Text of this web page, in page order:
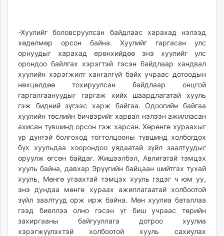
-Хуулийг боловсруулсан байдлаас харахад нэлээд
хөдөлмөр орсон байна. Хуулийг гаргасан улс
орнуудыг харахад ерөнхийдөө энэ хуулийг улс
орондоо байлгах хэрэгтэй гэсэн байдлаар хандвал
хуулийн хэрэгжилт хангалгүй байх учраас дотоодын
нөхцөлдөө тохируулсан байдлаар онцгой
гаргалгаануудыг гаргаж хийх шаардлагатай хууль
гэж бидний зүгээс харж байгаа. Одоогийн байгаа
хуулийн төслийн бичвэрийг харвал нэлээн ажилласан
ахисан түвшинд орсон гэж харсан. Хөрөнгө хураахыг
үр дүнтэй болгоход тогтолцооны түвшинд холбогдох
бүх хуульдаа хоорондоо уядаатай зүйл заалтуудыг
оруулж өгсөн байдаг. Жишээлбэл, Авлигатай тэмцэх
хууль байна, давхар Эрүүгийн байцаан шийтгэх тухай
хууль, Мөнгө угаахтай тэмцэх хууль гэдэг ч юм уу,
энэ дундаа мөнгө хураах ажиллагаатай холбоотой
зүйл заалтууд орж ирж байна. Мөн хуулиа баталлаа
гээд биеллээ олно гэсэн үг биш учраас төрийн
захиргааны байгууллага дотроо хуулиа
хэрэгжүүлэхтэй холбоотой хууль сахиулах